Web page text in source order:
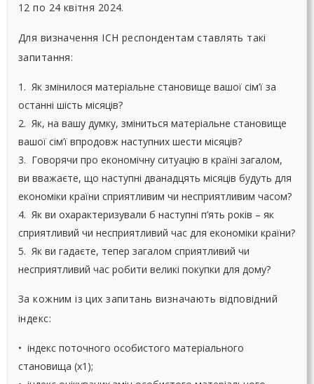
12 по 24 квітня 2024.
Для визначення ІСН респондентам ставлять такі
запитання:
1. Як змінилося матеріальне становище вашої сім’ї за
останні шість місяців?
2. Як, на вашу думку, зміниться матеріальне становище
вашої сім’ї впродовж наступних шести місяців?
3. Говорячи про економічну ситуацію в країні загалом,
ви вважаєте, що наступні дванадцять місяців будуть для
економіки країни сприятливим чи несприятливим часом?
4. Як ви охарактеризували б наступні п’ять років – як
сприятливий чи несприятливий час для економіки країни?
5. Як ви гадаєте, тепер загалом сприятливий чи
несприятливий час робити великі покупки для дому?
За кожним із цих запитань визначають відповідний
індекс:
• індекс поточного особистого матеріального
становища (х1);